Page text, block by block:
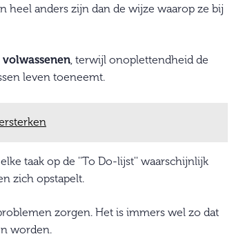
heel anders zijn dan de wijze waarop ze bij
, terwijl onoplettendheid de
leven toeneemt.
taak op de ''To Do-lijst'' waarschijnlijk
zich opstapelt.
zorgen. Het is immers wel zo dat
worden.